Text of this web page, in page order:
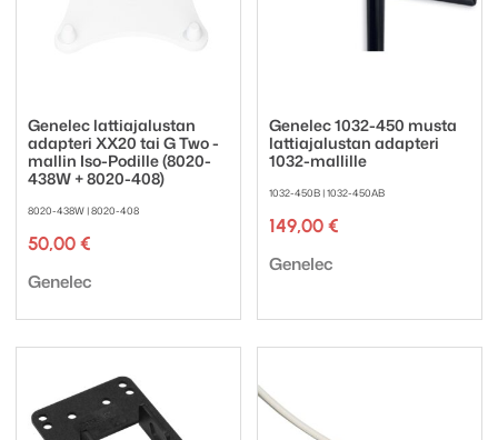
Genelec lattiajalustan
adapteri XX20 tai G Two -
mallin Iso-Podille (8020-
438W + 8020-408)
8020-438W | 8020-408
50,00 €
Tuotemerkki:
Genelec
Genelec 1032-450 musta
lattiajalustan adapteri
1032-mallille
1032-450B | 1032-450AB
149,00 €
Tuotemerkki:
Genelec